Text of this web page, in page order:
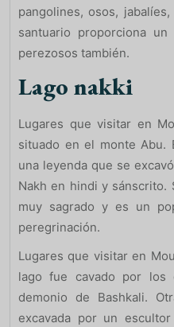
pangolines, osos,
santuario proporciona
perezosos también.
Lago nakki
Lugares que visitar en
situado en el monte Abu.
una leyenda que se
Nakh en hindi y sánscrito.
muy sagrado y es un
peregrinación.
Lugares que visitar en
lago fue cavado por los
demonio de Bashkali.
excavada por un